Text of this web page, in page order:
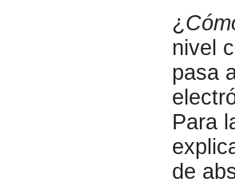
¿
nivel
pasa
Para
de